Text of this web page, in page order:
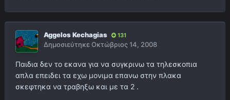
Aggelos Kechagias 131
ΔημοσιεύτηκεΟκτώβριος 14, 2008
Παιδια δεν το εκανα για να συγκρινω τα τηλεσκοπια
απλα επειδει τα εχω μονιμα επανω στην πλακα
σκεφτηκα να τραβηξω και με τα 2 .